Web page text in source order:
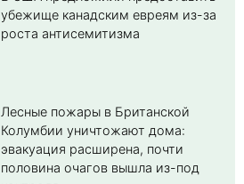
убежище канадским евреям из-за
роста антисемитизма
Лесные пожары в Британской
Колумбии уничтожают дома:
эвакуация расширена, почти
половина очагов вышла из-под